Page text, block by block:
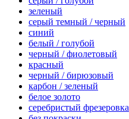
зеленый
серый темный / черный
синий
белый / голубой
черный / фиолетовый
красный
черный / бирюзовый
карбон / зеленый
белое золото
серебристый фрезеровка